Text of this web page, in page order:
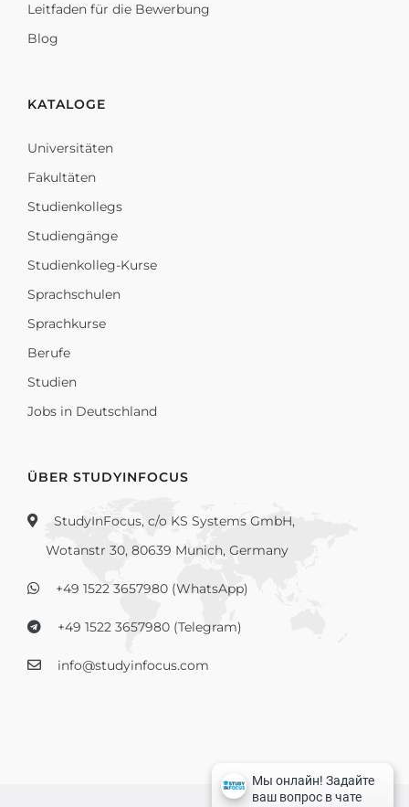
Leitfaden für die Bewerbung
Blog
KATALOGE
Universitäten
Fakultäten
Studienkollegs
Studiengänge
Studienkolleg-Kurse
Sprachschulen
Sprachkurse
Berufe
Studien
Jobs in Deutschland
ÜBER STUDYINFOCUS
StudyInFocus, c/o KS Systems GmbH,
Wotanstr 30, 80639 Munich, Germany
+49 1522 3657980 (WhatsApp)
+49 1522 3657980 (Telegram)
info@studyinfocus.com